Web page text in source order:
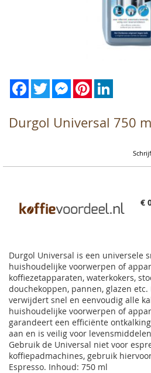
Durgol Universal 750
€
Durgol Universal is een universele
huishoudelijke voorwerpen of
koffiezetapparaten, waterkokers,
douchekoppen, pannen, glazen
verwijdert snel en eenvoudig alle
huishoudelijke voorwerpen of
garandeert een efficiënte
aan en is veilig voor
Gebruik de Universal niet voor
koffiepadmachines, gebruik
Espresso. Inhoud: 750 ml
Ga
naar
begin
van
FacebookTwitterMessengerPinterest